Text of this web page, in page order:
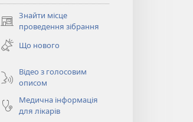
Знайти місце
проведення зібрання
(відкривається
новомуЩо нового
Відео з голосовим
описом
Медична інформація
для лікарів